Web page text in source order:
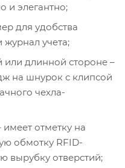
и элегантно;
для удобства
учета;
длинной стороне –
на шнурок с клипсой
чехла-
отметку на
обмотку RFID-
вырубку отверстий;